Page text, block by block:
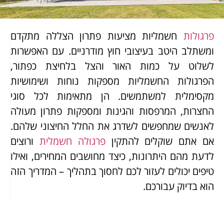
פרגולות חשמליות מציעות פתרון הצללה מתקדם
ומשתלב היטב בעיצובי חוץ מודרניים. עם האפשרות
לשלוט על כמות האור והצל בלחיצת כפתור,
הפרגולות החשמליות מספקות נוחות ושימושיות
מקסימלית למשתמשים. הן מתאימות לכל סוגי
החצרות, המרפסות והגינות ומספקות פתרון מעולה
לאנשים שמחפשים לשדרג את החלל החיצוני שלהם.
אם אתם שוקלים להתקיןפרגולה חשמלית ורוצים
לדעת מהם היתרונות, כיצד מחושבים המחירים, ואילו
טיפים יכולים לעזור לכם לחסוך בתהליך – המדריך הזה
הוא בדיוק עבורכם.